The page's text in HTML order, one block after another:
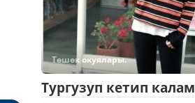
Төшөк окуялары.
Тургузуп кетип калам